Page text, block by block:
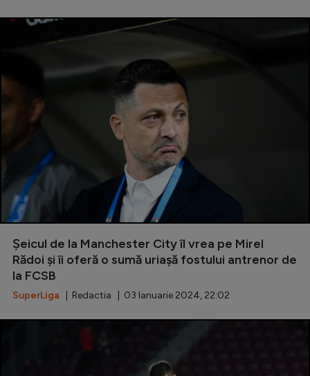
Șeicul de la Manchester City îl vrea pe Mirel
Rădoi și îi oferă o sumă uriașă fostului antrenor de
la FCSB
SuperLiga | Redactia | 03 Ianuarie 2024, 22:02